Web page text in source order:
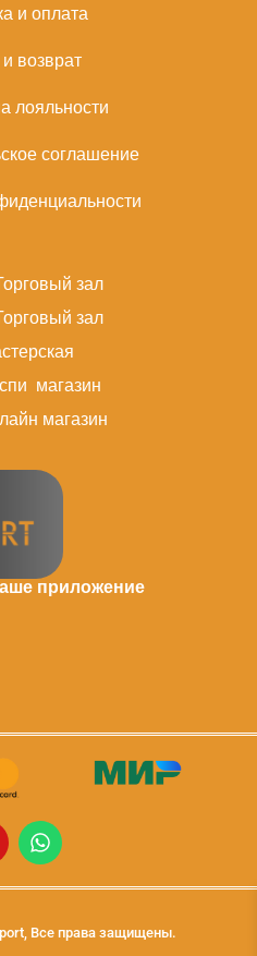
и оплата
возврат
лояльности
соглашение
зал
зал
магазин
магазин
приложение
Все права защищены.